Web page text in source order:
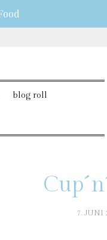
blog roll
7. JUNI